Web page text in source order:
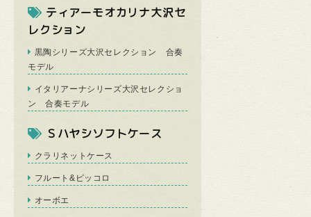
ティアーモオカリナ大沢セ
レクション
黒陶シリーズ大沢セレクション 合奏
モデル
イタリアーナシリーズ大沢セレクショ
ン 合奏モデル
Ｓハヤシソフトケース
クラリネットケース
フルート&ピッコロ
オーボエ